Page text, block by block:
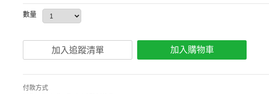
數量
加入追蹤清單 加入購物車
付款方式